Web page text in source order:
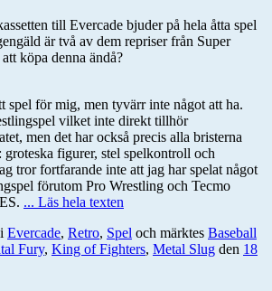
till Evercade bjuder på hela åtta spel
är två av dem repriser från Super
köpa denna ändå?
spel för mig, men tyvärr inte något att ha.
vilket inte direkt tillhör
men det har också precis alla bristerna
groteska figurer, stel spelkontroll och
tror fortfarande inte att jag har spelat något
förutom Pro Wrestling och Tecmo
... Läs hela texten
Evercade, Retro, Spel och märktes Baseball
Fury, King of Fighters, Metal Slug den 18